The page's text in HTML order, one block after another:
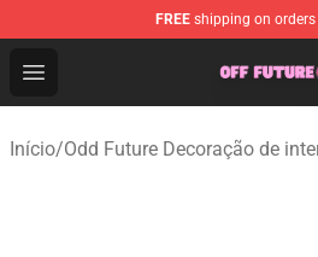
FREE shipping on orders
Open menu
Odd Future Store - Official
Início/Odd Future Decoração de